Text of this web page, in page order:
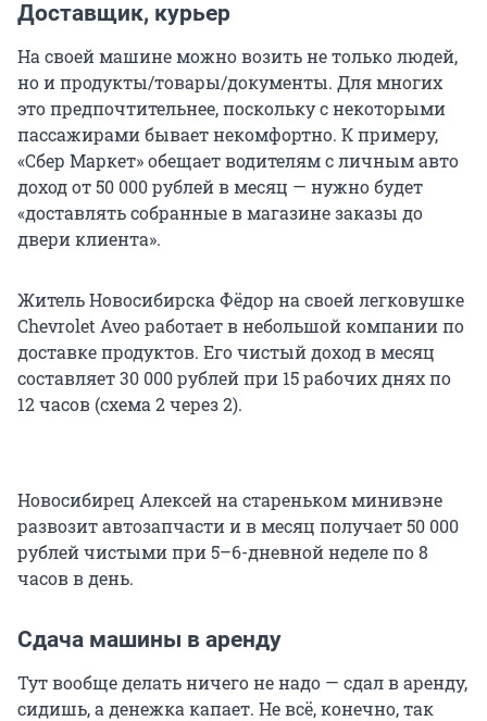
Доставщик, курьер
На своей машине можно возить не только людей,
но и продукты/товары/документы. Для многих
это предпочтительнее, поскольку с некоторыми
пассажирами бывает некомфортно. К примеру,
«Сбер Маркет» обещает водителям с личным авто
доход от 50 000 рублей в месяц — нужно будет
«доставлять собранные в магазине заказы до
двери клиента».
Житель Новосибирска Фёдор на своей легковушке
Chevrolet Aveo работает в небольшой компании по
доставке продуктов. Его чистый доход в месяц
составляет 30 000 рублей при 15 рабочих днях по
12 часов (схема 2 через 2).
Новосибирец Алексей на стареньком минивэне
развозит автозапчасти и в месяц получает 50 000
рублей чистыми при 5–6-дневной неделе по 8
часов в день.
Сдача машины в аренду
Тут вообще делать ничего не надо — сдал в аренду,
сидишь, а денежка капает. Не всё, конечно, так